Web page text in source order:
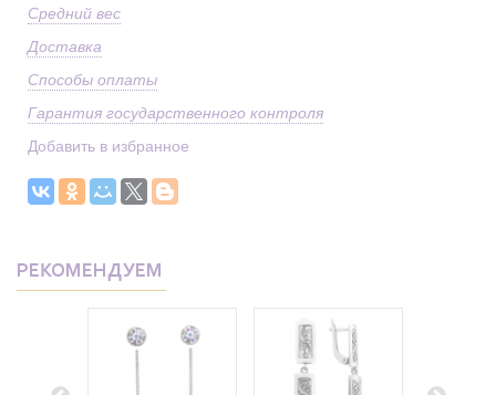
Средний вес
Доставка
Способы оплаты
Гарантия государственного контроля
Добавить в избранное
РЕКОМЕНДУЕМ